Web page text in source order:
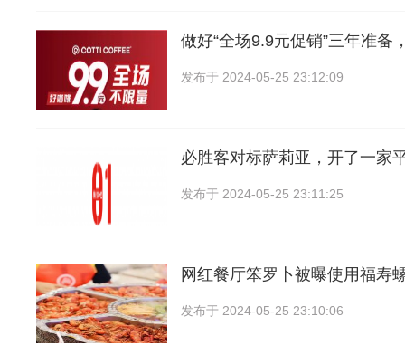
做好“全场9.9元促销”三年准备
发布于 2024-05-25 23:12:09
必胜客对标萨莉亚，开了一家
发布于 2024-05-25 23:11:25
网红餐厅笨罗卜被曝使用福寿
发布于 2024-05-25 23:10:06